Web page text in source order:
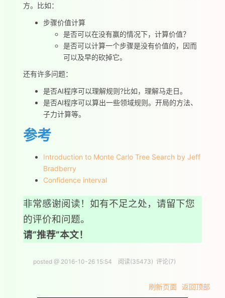
方。比如：
步骤价值计算
是否可以在没有赢的情况下，计算价值？
是否可以计算一个步骤是没有价值的，因而
可以及早的砍掉它。
还有许多问题：
是否AI程序可以理解规则?比如，理解马走日。
是否AI程序可以算出一些领域规则。开局的方法、
子力计算等。
参考
Introduction to Monte Carlo Tree Search by Jeff
Bradberry
Confidence interval
非常感谢阅读！如有不足之处，请留下您
的评价和问题。
请“推荐”本文！
posted @ 2016-10-26 15:54 阅读(35473) 评论(7)
刷新页面 返回顶部